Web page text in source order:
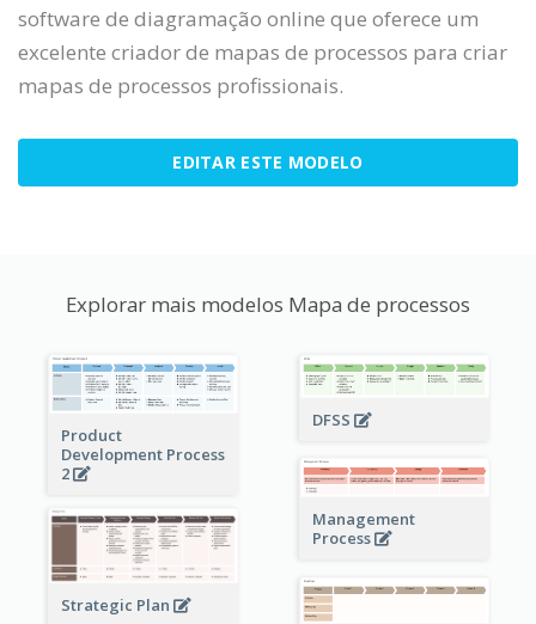
software de diagramação online que oferece um
excelente criador de mapas de processos para criar
mapas de processos profissionais.
EDITAR ESTE MODELO
Explorar mais modelos Mapa de processos
Product
Development Process
2
DFSS
Management
Process
Strategic Plan